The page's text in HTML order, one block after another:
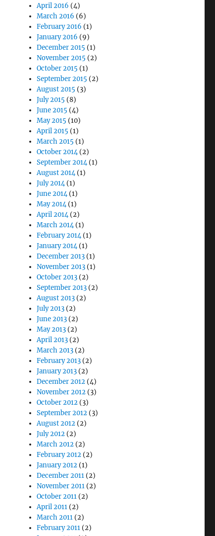
April 2016 (4)
March 2016 (6)
February 2016 (1)
January 2016 (9)
December 2015 (1)
November 2015 (2)
October 2015 (1)
September 2015 (2)
August 2015 (3)
July 2015 (8)
June 2015 (4)
May 2015 (10)
April 2015 (1)
March 2015 (1)
October 2014(2)
September 2014(1)
August 2014(1)
July 2014(1)
June 2014(1)
May 2014(1)
April 2014(2)
March 2014(1)
February 2014(1)
January 2014(1)
December 2013 (1)
November 2013 (1)
October 2013 (2)
September 2013 (2)
August 2013 (2)
July 2013 (2)
June 2013 (2)
May 2013 (2)
April 2013 (2)
March 2013 (2)
February 2013 (2)
January 2013 (2)
December 2012 (4)
November 2012 (3)
October 2012 (3)
September 2012 (3)
August 2012 (2)
July 2012 (2)
March 2012 (2)
February 2012 (2)
January 2012 (1)
December 2011 (2)
November 2011 (2)
October 2011 (2)
April 2011 (2)
March 2011 (2)
February 2011 (2)